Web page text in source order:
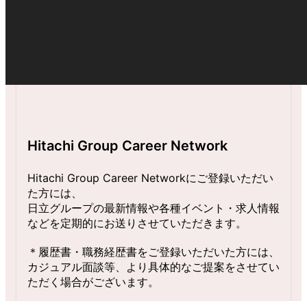
Hitachi Group Career Network
Hitachi Group Career Networkにご登録いただい
た方には、
日立グループの最新情報や各種イベント・求人情報
などを定期的にお送りさせていただきます。
＊履歴書・職務経歴書をご登録いただいた方には、
カジュアル面談等、より具体的なご提案をさせてい
ただく場合がございます。